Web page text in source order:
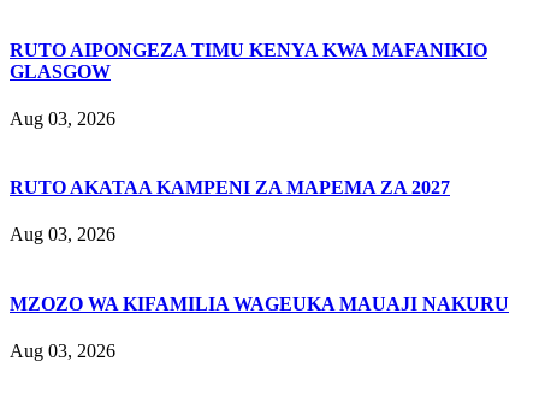
RUTO AIPONGEZA TIMU KENYA KWA MAFANIKIO
GLASGOW
Aug 03, 2026
RUTO AKATAA KAMPENI ZA MAPEMA ZA 2027
Aug 03, 2026
MZOZO WA KIFAMILIA WAGEUKA MAUAJI NAKURU
Aug 03, 2026